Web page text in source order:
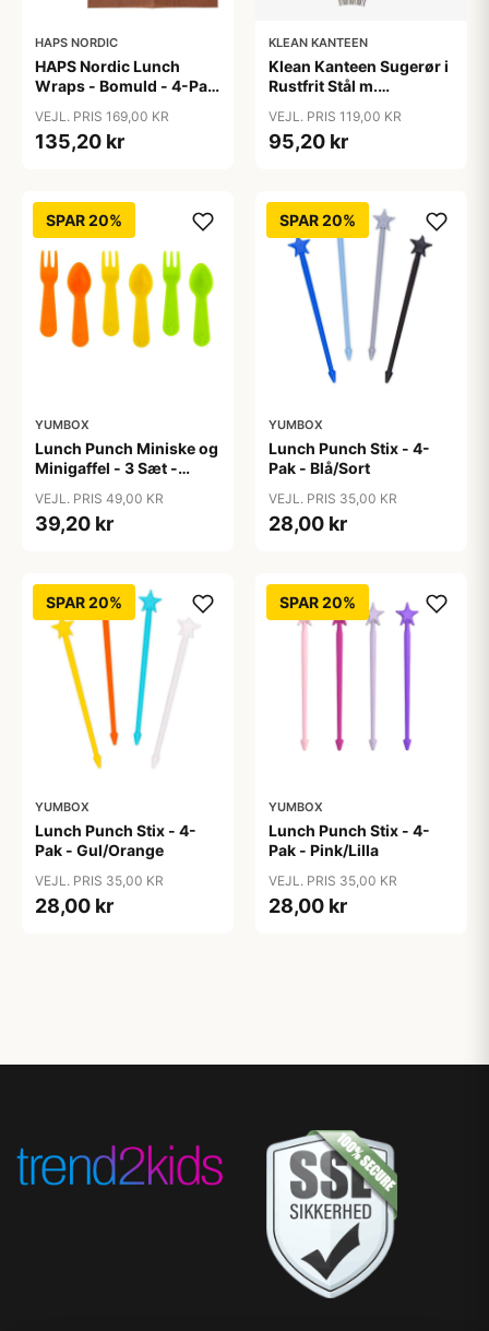
HAPS NORDIC
HAPS Nordic Lunch
Wraps - Bomuld - 4-Pak
VEJL. PRIS 169,00 KR
135,20 kr
KLEAN KANTEEN
Klean Kanteen Sugerør i
Rustfrit Stål m.
8mm - Multi Color
VEJL. PRIS 119,00 KR
95,20 kr
SPAR 20%
YUMBOX
Lunch Punch Miniske og
Minigaffel - 3 Sæt -
VEJL. PRIS 49,00 KR
39,20 kr
SPAR 20%
YUMBOX
Lunch Punch Stix - 4-
Pak - Blå/Sort
VEJL. PRIS 35,00 KR
28,00 kr
SPAR 20%
YUMBOX
Lunch Punch Stix - 4-
Pak - Gul/Orange
VEJL. PRIS 35,00 KR
28,00 kr
SPAR 20%
YUMBOX
Lunch Punch Stix - 4-
Pak - Pink/Lilla
VEJL. PRIS 35,00 KR
28,00 kr